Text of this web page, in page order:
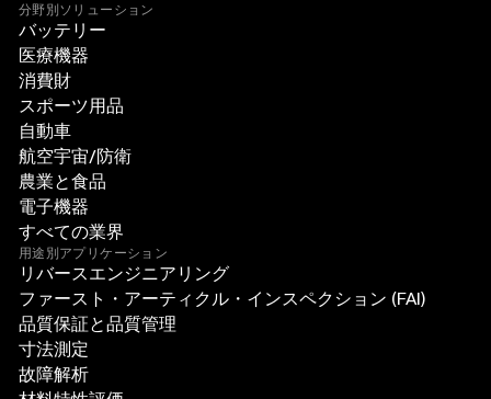
分野別ソリューション
バッテリー
医療機器
消費財
スポーツ用品
自動車
航空宇宙/防衛
農業と食品
電子機器
すべての業界
用途別アプリケーション
リバースエンジニアリング
ファースト・アーティクル・インスペクション (FAI)
品質保証と品質管理
寸法測定
故障解析